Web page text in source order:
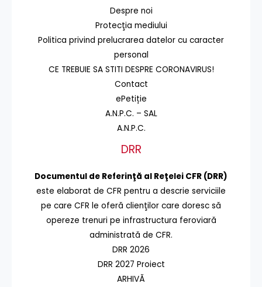
Despre noi
Protecţia mediului
Politica privind prelucrarea datelor cu caracter
personal
CE TREBUIE SA STITI DESPRE CORONAVIRUS!
Contact
ePetiție
A.N.P.C. – SAL
A.N.P.C.
DRR
Documentul de Referinţă al Reţelei CFR (DRR)
este elaborat de CFR pentru a descrie serviciile
pe care CFR le oferă clienţilor care doresc să
opereze trenuri pe infrastructura feroviară
administrată de CFR.
DRR 2026
DRR 2027 Proiect
ARHIVĂ